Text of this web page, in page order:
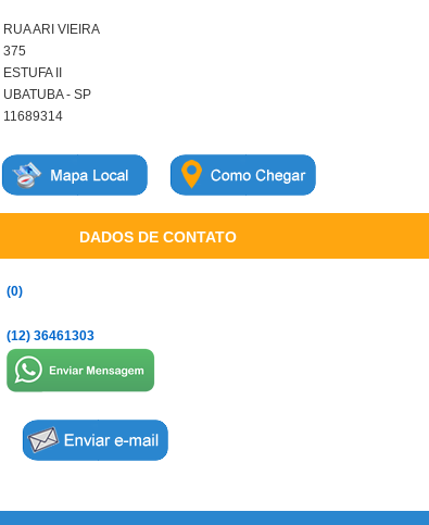
RUA ARI VIEIRA
375
ESTUFA II
UBATUBA - SP
11689314
DADOS DE CONTATO
(0)
(12) 36461303